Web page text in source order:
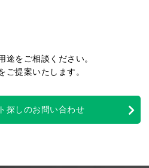
途をご相談ください。
ご提案いたします。
探しのお問い合わせ